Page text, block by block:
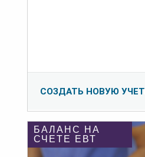
СОЗДАТЬ НОВУЮ
БАЛАНС НА
СЧЕТЕ ЕВТ